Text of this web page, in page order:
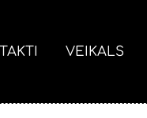
VEIKALS